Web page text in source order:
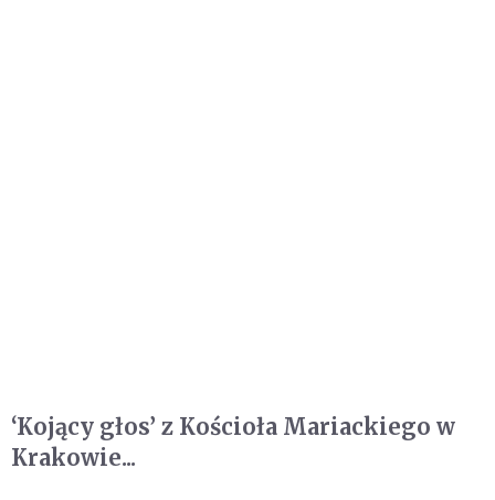
‘Kojący głos’ z Kościoła Mariackiego w
Krakowie...